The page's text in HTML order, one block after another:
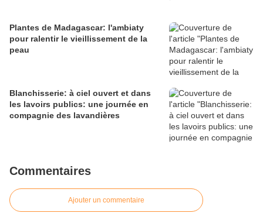
Plantes de Madagascar: l'ambiaty
pour ralentir le vieillissement de la
peau
Blanchisserie: à ciel ouvert et dans
les lavoirs publics: une journée en
compagnie des lavandières
Commentaires
Ajouter un commentaire